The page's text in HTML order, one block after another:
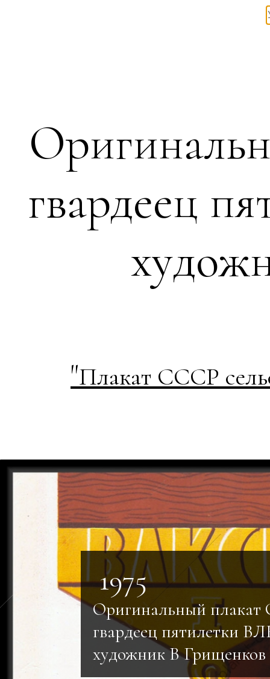
гвардеец
"Плакат СССР
1975
Оригинальный
гвардеец пятилетки
художник В Грищенков